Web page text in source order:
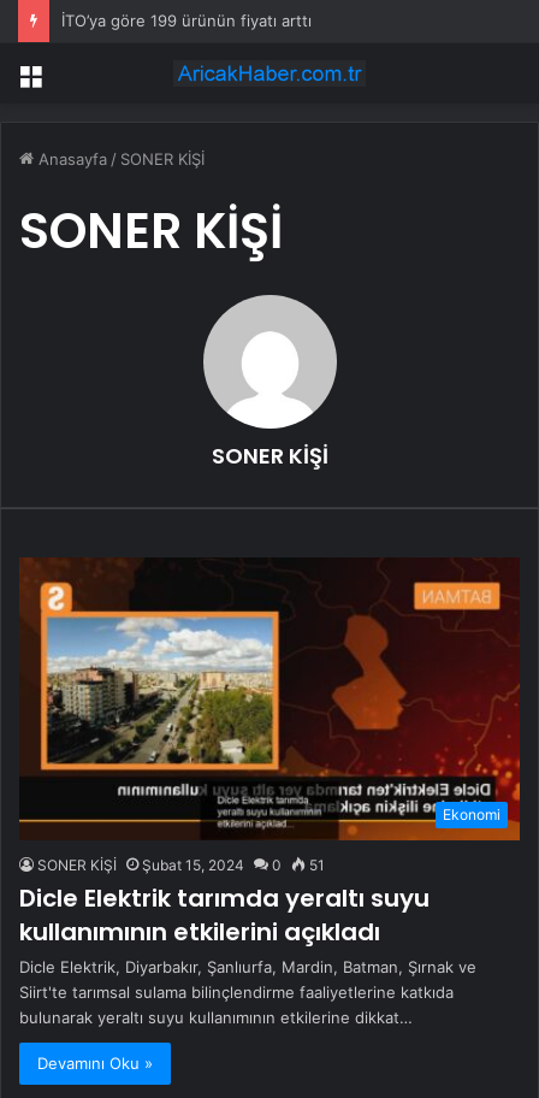
İTO’ya göre 199 ürünün fiyatı arttı
Menü
Anasayfa / SONER KİŞİ
SONER KİŞİ
SONER KİŞİ
Ekonomi
SONER KİŞİ Şubat 15, 2024 0 51
Dicle Elektrik tarımda yeraltı suyu
kullanımının etkilerini açıkladı
Dicle Elektrik, Diyarbakır, Şanlıurfa, Mardin, Batman, Şırnak ve
Siirt'te tarımsal sulama bilinçlendirme faaliyetlerine katkıda
bulunarak yeraltı suyu kullanımının etkilerine dikkat…
Devamını Oku »